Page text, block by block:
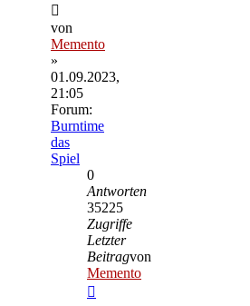
von
Memento
»
01.09.2023,
21:05
Forum:
Burntime
das
Spiel
0
Antworten
35225
Zugriffe
Letzter
Beitragvon
Memento